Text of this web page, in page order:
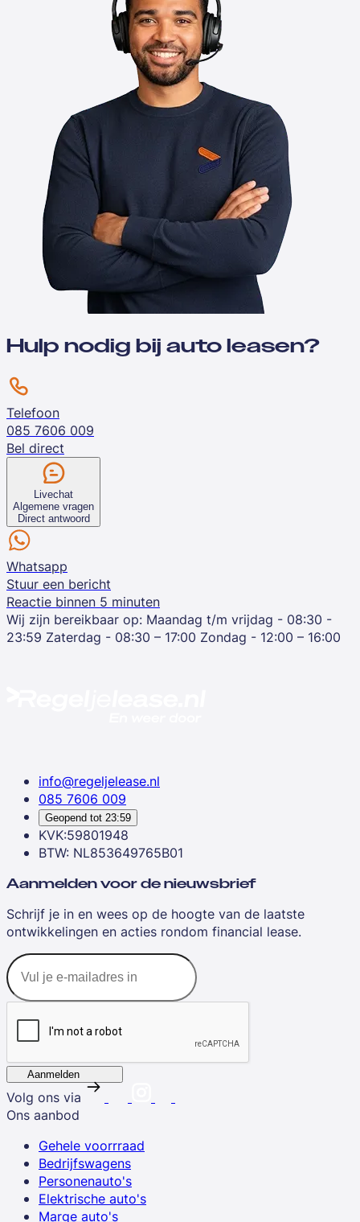
Hulp nodig bij auto leasen?
Telefoon
085 7606 009
Bel direct
Livechat
Algemene vragen
Direct antwoord
Whatsapp
Stuur een bericht
Reactie binnen 5 minuten
Wij zijn bereikbaar op: Maandag t/m vrijdag - 08:30 -
23:59 Zaterdag - 08:30 – 17:00 Zondag - 12:00 – 16:00
info@regeljelease.nl
085 7606 009
Geopend tot 23:59
KVK:59801948
BTW: NL853649765B01
Aanmelden voor de nieuwsbrief
Schrijf je in en wees op de hoogte van de laatste
ontwikkelingen en acties rondom financial lease.
Aanmelden
Volg ons via
Ons aanbod
Gehele voorrraad
Bedrijfswagens
Personenauto's
Elektrische auto's
Marge auto's